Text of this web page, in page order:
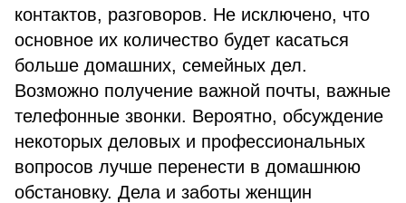
контактов, разговоров. Не исключено, что
основное их количество будет касаться
больше домашних, семейных дел.
Возможно получение важной почты, важные
телефонные звонки. Вероятно, обсуждение
некоторых деловых и профессиональных
вопросов лучше перенести в домашнюю
обстановку. Дела и заботы женщин